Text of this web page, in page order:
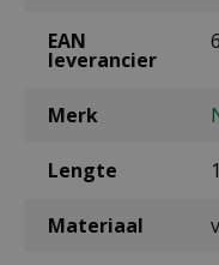
EAN
leverancier
Merk
Lengte
Materiaal